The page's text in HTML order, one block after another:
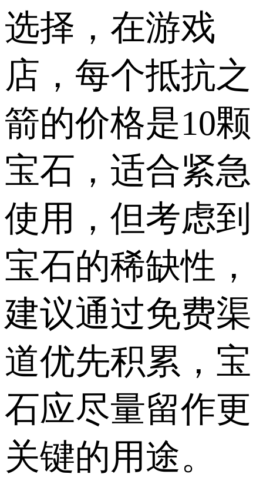
选择，在游戏
店，每个抵抗之
箭的价格是10颗
宝石，适合紧急
使用，但考虑到
宝石的稀缺性，
建议通过免费渠
道优先积累，宝
石应尽量留作更
关键的用途。